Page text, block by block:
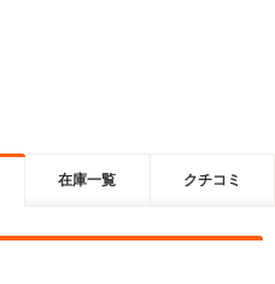
在庫一覧 クチコミ